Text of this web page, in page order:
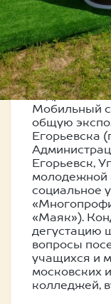
27 по 31
фабрика
участие в
Московской
кадровая
Мобильный
общую
Егорьевска
Егорьевск,
молодежной
социальное
«Маяк»).
дегустацию
вопросы
учащихся и
московских
колледжей,